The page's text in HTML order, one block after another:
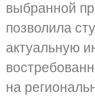
выбранной
позволила
актуальную
на